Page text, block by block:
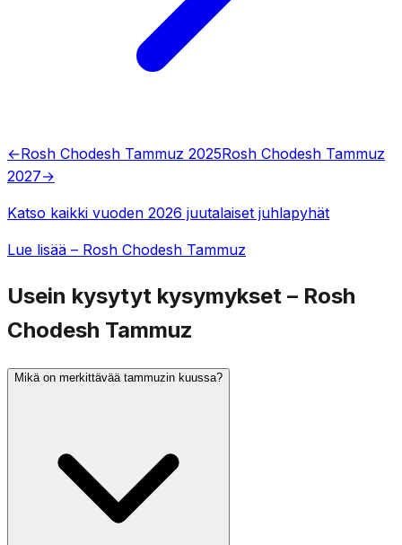
←Rosh Chodesh Tammuz 2025Rosh Chodesh Tammuz
2027→
Katso kaikki vuoden 2026 juutalaiset juhlapyhät
Lue lisää – Rosh Chodesh Tammuz
Usein kysytyt kysymykset – Rosh
Chodesh Tammuz
Mikä on merkittävää tammuzin kuussa?